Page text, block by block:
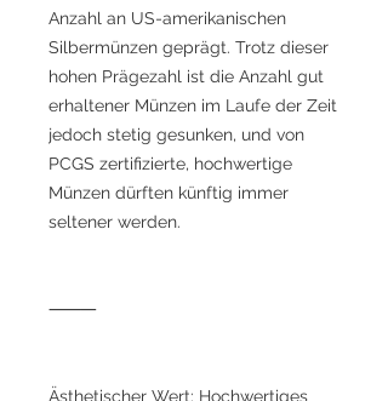
Anzahl an US-amerikanischen
Silbermünzen geprägt. Trotz dieser
hohen Prägezahl ist die Anzahl gut
erhaltener Münzen im Laufe der Zeit
jedoch stetig gesunken, und von
PCGS zertifizierte, hochwertige
Münzen dürften künftig immer
seltener werden.
⸻
Ästhetischer Wert: Hochwertiges